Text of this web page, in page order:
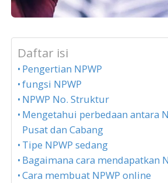
Daftar isi
Pengertian NPWP
fungsi NPWP
NPWP No. Struktur
Mengetahui perbedaan antara
Pusat dan Cabang
Tipe NPWP sedang
Bagaimana cara mendapatkan
Cara membuat NPWP online